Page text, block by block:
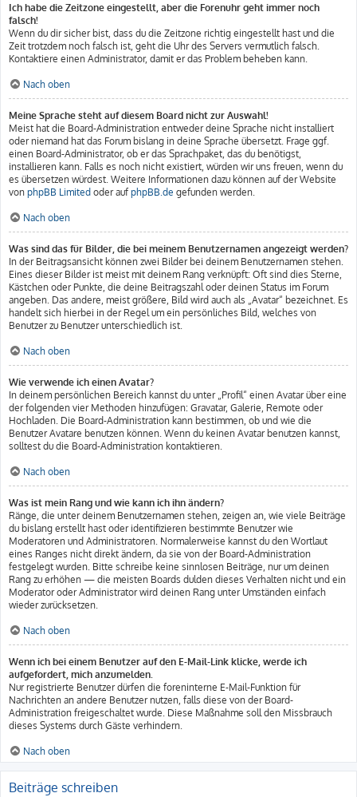
Ich habe die Zeitzone eingestellt, aber die Forenuhr geht immer noch
falsch!
Wenn du dir sicher bist, dass du die Zeitzone richtig eingestellt hast und die
Zeit trotzdem noch falsch ist, geht die Uhr des Servers vermutlich falsch.
Kontaktiere einen Administrator, damit er das Problem beheben kann.
Nach oben
Meine Sprache steht auf diesem Board nicht zur Auswahl!
Meist hat die Board-Administration entweder deine Sprache nicht installiert
oder niemand hat das Forum bislang in deine Sprache übersetzt. Frage ggf.
einen Board-Administrator, ob er das Sprachpaket, das du benötigst,
installieren kann. Falls es noch nicht existiert, würden wir uns freuen, wenn du
es übersetzen würdest. Weitere Informationen dazu können auf der Website
von phpBB Limited oder auf phpBB.de gefunden werden.
Nach oben
Was sind das für Bilder, die bei meinem Benutzernamen angezeigt werden?
In der Beitragsansicht können zwei Bilder bei deinem Benutzernamen stehen.
Eines dieser Bilder ist meist mit deinem Rang verknüpft: Oft sind dies Sterne,
Kästchen oder Punkte, die deine Beitragszahl oder deinen Status im Forum
angeben. Das andere, meist größere, Bild wird auch als „Avatar“ bezeichnet. Es
handelt sich hierbei in der Regel um ein persönliches Bild, welches von
Benutzer zu Benutzer unterschiedlich ist.
Nach oben
Wie verwende ich einen Avatar?
In deinem persönlichen Bereich kannst du unter „Profil“ einen Avatar über eine
der folgenden vier Methoden hinzufügen: Gravatar, Galerie, Remote oder
Hochladen. Die Board-Administration kann bestimmen, ob und wie die
Benutzer Avatare benutzen können. Wenn du keinen Avatar benutzen kannst,
solltest du die Board-Administration kontaktieren.
Nach oben
Was ist mein Rang und wie kann ich ihn ändern?
Ränge, die unter deinem Benutzernamen stehen, zeigen an, wie viele Beiträge
du bislang erstellt hast oder identifizieren bestimmte Benutzer wie
Moderatoren und Administratoren. Normalerweise kannst du den Wortlaut
eines Ranges nicht direkt ändern, da sie von der Board-Administration
festgelegt wurden. Bitte schreibe keine sinnlosen Beiträge, nur um deinen
Rang zu erhöhen — die meisten Boards dulden dieses Verhalten nicht und ein
Moderator oder Administrator wird deinen Rang unter Umständen einfach
wieder zurücksetzen.
Nach oben
Wenn ich bei einem Benutzer auf den E-Mail-Link klicke, werde ich
aufgefordert, mich anzumelden.
Nur registrierte Benutzer dürfen die foreninterne E-Mail-Funktion für
Nachrichten an andere Benutzer nutzen, falls diese von der Board-
Administration freigeschaltet wurde. Diese Maßnahme soll den Missbrauch
dieses Systems durch Gäste verhindern.
Nach oben
Beiträge schreiben